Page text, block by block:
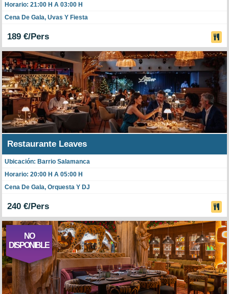
Horario: 21:00 H A 03:00 H
Cena De Gala, Uvas Y Fiesta
189 €/Pers
Restaurante Leaves
Ubicación: Barrio Salamanca
Horario: 20:00 H A 05:00 H
Cena De Gala, Orquesta Y DJ
240 €/Pers
NO
DISPONIBLE